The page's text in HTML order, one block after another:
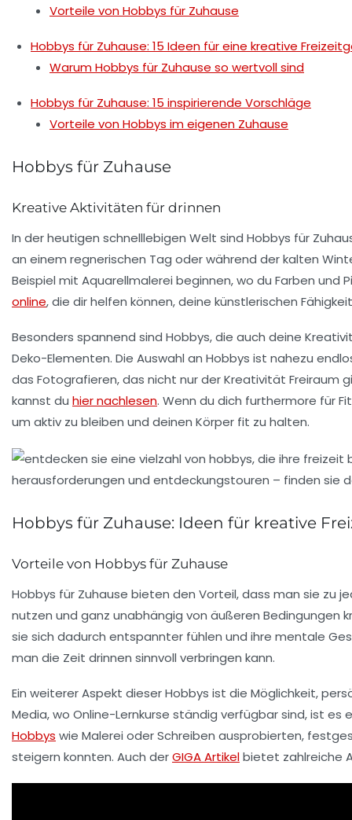
Vorteile von Hobbys für Zuhause
Hobbys für Zuhause: 15 Ideen für eine kreative
Warum Hobbys für Zuhause so wertvoll sind
Hobbys für Zuhause: 15 inspirierende Vorschläge
Vorteile von Hobbys im eigenen Zuhause
Hobbys für Zuhause
Kreative Aktivitäten für drinnen
In der heutigen schnelllebigen Welt sind Hobbys für
an einem regnerischen Tag oder während der kalten
Beispiel mit Aquarellmalerei beginnen, wo du Farben und
online, die dir helfen können, deine künstlerischen
Besonders spannend sind Hobbys, die auch deine
Deko-Elementen. Die Auswahl an Hobbys ist nahezu
das Fotografieren, das nicht nur der Kreativität Freiraum
kannst du hier nachlesen. Wenn du dich furthermore für
um aktiv zu bleiben und deinen Körper fit zu halten.
Hobbys für Zuhause: Ideen für kreative
Vorteile von Hobbys für Zuhause
Hobbys für Zuhause bieten den Vorteil, dass man sie zu
nutzen und ganz unabhängig von äußeren Bedingungen
sie sich dadurch entspannter fühlen und ihre mentale
man die Zeit drinnen sinnvoll verbringen kann.
Ein weiterer Aspekt dieser Hobbys ist die Möglichkeit,
Media, wo Online-Lernkurse ständig verfügbar sind, ist
Hobbys wie Malerei oderSchreiben ausprobierten,
steigern konnten. Auch derGIGA Artikelbietet zahlreiche